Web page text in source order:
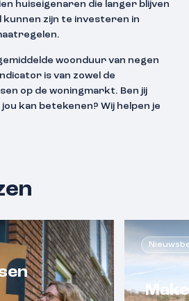
huiseigenaren die langer blijven
zijn te investeren in
woonduur van negen
is van zowel de
op de woningmarkt. Ben jij
kan betekenen? Wij helpen je